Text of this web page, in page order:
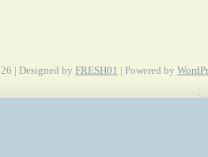
| Designed by FRESH01 | Powered by